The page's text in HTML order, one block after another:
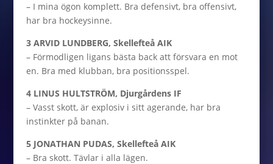
– I mina ögon komplett. Bra defensivt, bra offensivt,
har bra hockeysinne.
3 ARVID LUNDBERG, Skellefteå AIK
– Förmodligen ligans bästa back att försvara en mot
en. Bra med klubban, bra positionsspel.
4 LINUS HULTSTRÖM, Djurgårdens IF
– Vasst skott, är explosiv i sitt agerande, har bra
instinkter på banan.
5 JONATHAN PUDAS, Skellefteå AIK
– Bra skott. Tävlar i alla lägen.